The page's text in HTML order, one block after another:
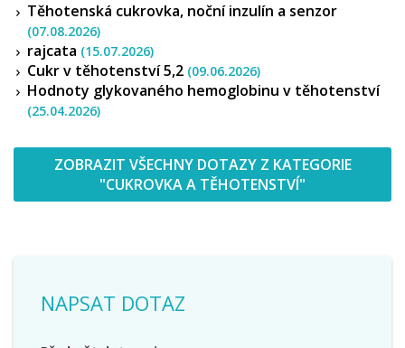
Těhotenská cukrovka, noční inzulín a senzor
(07.08.2026)
rajcata (15.07.2026)
Cukr v těhotenství 5,2 (09.06.2026)
Hodnoty glykovaného hemoglobinu v těhotenství
(25.04.2026)
ZOBRAZIT VŠECHNY DOTAZY Z KATEGORIE
"CUKROVKA A TĚHOTENSTVÍ"
NAPSAT DOTAZ